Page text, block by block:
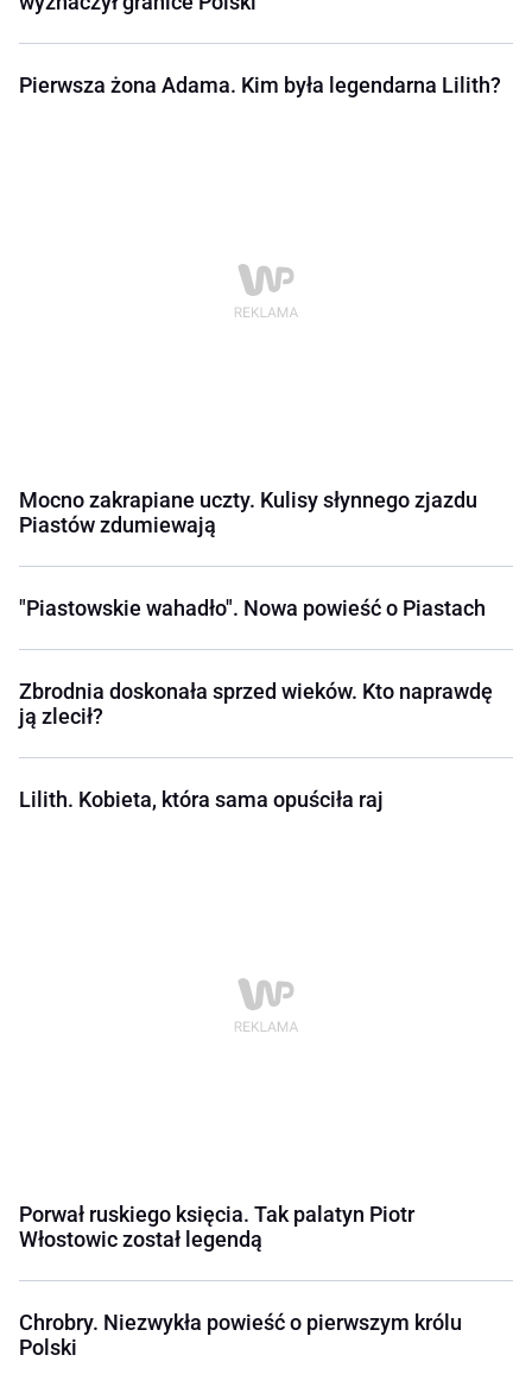
Pierwsza żona Adama. Kim była legendarna Lilith?
Mocno zakrapiane uczty. Kulisy słynnego zjazdu
Piastów zdumiewają
"Piastowskie wahadło". Nowa powieść o Piastach
Zbrodnia doskonała sprzed wieków. Kto naprawdę
ją zlecił?
Lilith. Kobieta, która sama opuściła raj
Porwał ruskiego księcia. Tak palatyn Piotr
Włostowic został legendą
Chrobry. Niezwykła powieść o pierwszym królu
Polski